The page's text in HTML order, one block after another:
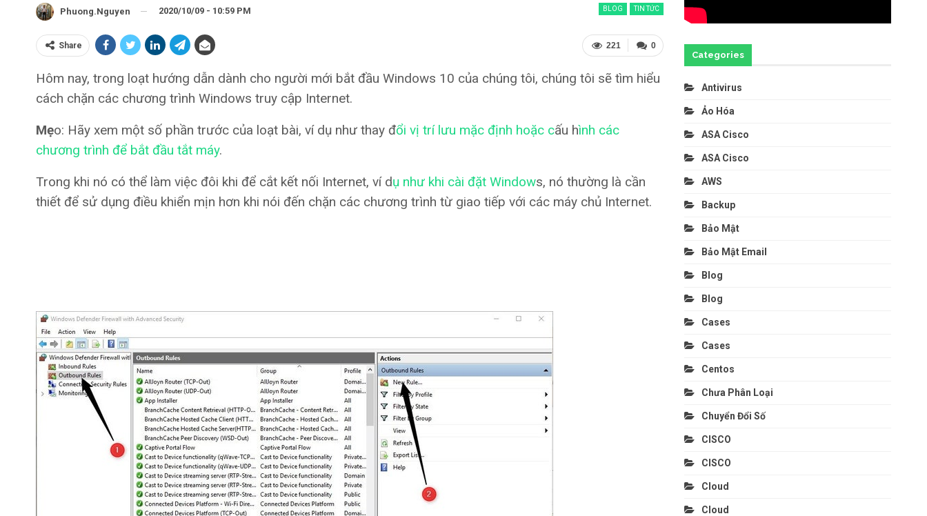
BLOG TIN TỨC
Phuong.nguyen 2020/10/09 - 10:59 PM
0
221
Share
Hôm nay, trong loạt hướng dẫn dành cho người mới bắt đầu Windows 10 của chúng tôi, chúng tôi sẽ tìm hiểu
cách chặn các chương trình Windows truy cập Internet.
Mẹo: Hãy xem một số phần trước của loạt bài, ví dụ như thay đổi vị trí lưu mặc định hoặc cấu hình các
chương trình để bắt đầu tắt máy.
Trong khi nó có thể làm việc đôi khi để cắt kết nối Internet, ví dụ như khi cài đặt Windows, nó thường là cần
thiết để sử dụng điều khiển mịn hơn khi nói đến chặn các chương trình từ giao tiếp với các máy chủ Internet.
Categories
Antivirus
Ảo Hóa
ASA Cisco
ASA Cisco
AWS
Backup
Bảo Mật
Bảo Mật Email
Blog
Blog
Cases
Cases
Centos
Chưa Phân Loại
Chuyển Đổi Số
CISCO
CISCO
Cloud
Cloud